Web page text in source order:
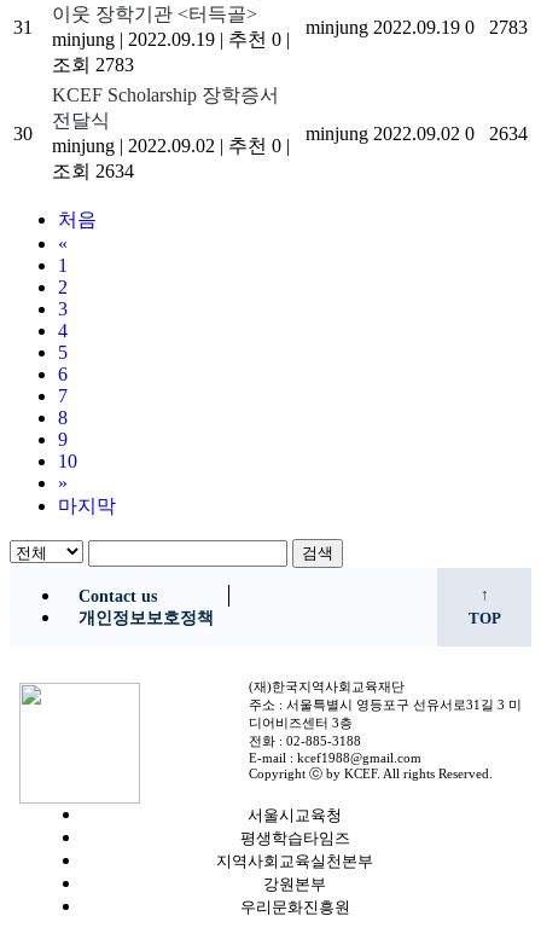
31
이웃 장학기관 <터득골>
minjung | 2022.09.19 | 추천 0 |
조회 2783
minjung 2022.09.19 0 2783
30
KCEF Scholarship 장학증서
전달식
minjung | 2022.09.02 | 추천 0 |
조회 2634
minjung 2022.09.02 0 2634
처음
«
1
2
3
4
5
6
7
8
9
10
»
마지막
검색
Contact us
개인정보보호정책
↑
TOP
(재)한국지역사회교육재단
주소 : 서울특별시 영등포구 선유서로31길 3 미
디어비즈센터 3층
전화 : 02-885-3188
E-mail : kcef1988@gmail.com
Copyright ⓒ by KCEF. All rights Reserved.
서울시교육청
평생학습타임즈
지역사회교육실천본부
강원본부
우리문화진흥원